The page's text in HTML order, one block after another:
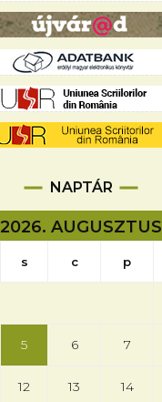
NAPTÁR
2026. AUGUSZTUS
s c p
5 6 7
12 13 14